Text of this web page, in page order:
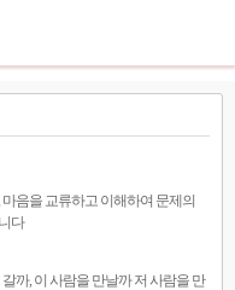
음을 교류하고 이해하여 문제의
다
까, 이 사람을 만날까 저 사람을 만